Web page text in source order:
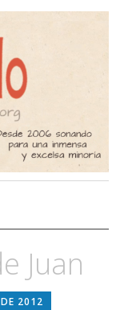
música
Juan
2012